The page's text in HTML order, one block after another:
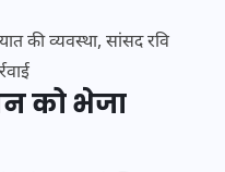
की व्यवस्था, सांसद रवि
को भेजा